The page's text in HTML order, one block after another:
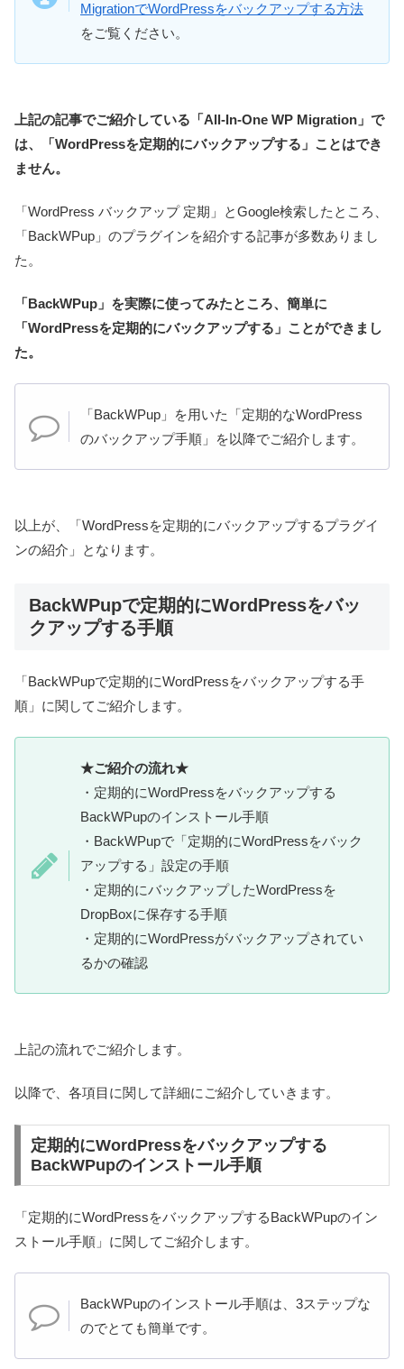
MigrationでWordPressをバックアップする方法
をご覧ください。
上記の記事でご紹介している「All-In-One WP Migration」で
は、「WordPressを定期的にバックアップする」ことはでき
ません。
「WordPress バックアップ 定期」とGoogle検索したところ、
「BackWPup」のプラグインを紹介する記事が多数ありまし
た。
「BackWPup」を実際に使ってみたところ、簡単に
「WordPressを定期的にバックアップする」ことができまし
た。
「BackWPup」を用いた「定期的なWordPress
のバックアップ手順」を以降でご紹介します。
以上が、「WordPressを定期的にバックアップするプラグイ
ンの紹介」となります。
BackWPupで定期的にWordPressをバッ
クアップする手順
「BackWPupで定期的にWordPressをバックアップする手
順」に関してご紹介します。
★ご紹介の流れ★
・定期的にWordPressをバックアップする
BackWPupのインストール手順
・BackWPupで「定期的にWordPressをバック
アップする」設定の手順
・定期的にバックアップしたWordPressを
DropBoxに保存する手順
・定期的にWordPressがバックアップされてい
るかの確認
上記の流れでご紹介します。
以降で、各項目に関して詳細にご紹介していきます。
定期的にWordPressをバックアップする
BackWPupのインストール手順
「定期的にWordPressをバックアップするBackWPupのイン
ストール手順」に関してご紹介します。
BackWPupのインストール手順は、3ステップな
のでとても簡単です。